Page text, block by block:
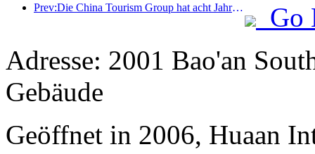
Prev:Die China Tourism Group hat acht Jahre in Folge an der China International Import Expo teilgenommen und dabei Verträge im Wert von über einer Milliarde US-Dollar abgeschlossen.
Go
Adresse: 2001 Bao'an
Gebäude
Geöffnet in 2006, Huaan